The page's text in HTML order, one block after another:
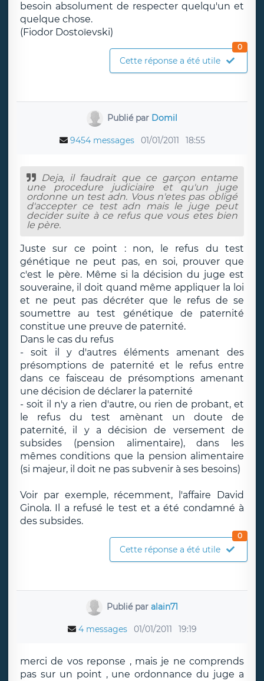
besoin absolument de respecter quelqu'un et
quelque chose.
(Fiodor Dostoïevski)
Cette réponse a été utile
0
Publié par Domil
9454 messages 01/01/2011 18:55
Deja, il faudrait que ce garçon entame
une procedure judiciaire et qu'un juge
ordonne un test adn. Vous n'etes pas obligé
d'accepter ce test adn mais le juge peut
decider suite à ce refus que vous etes bien
le père.
Juste sur ce point : non, le refus du test
génétique ne peut pas, en soi, prouver que
c'est le père. Même si la décision du juge est
souveraine, il doit quand même appliquer la loi
et ne peut pas décréter que le refus de se
soumettre au test génétique de paternité
constitue une preuve de paternité.
Dans le cas du refus
- soit il y d'autres éléments amenant des
présomptions de paternité et le refus entre
dans ce faisceau de présomptions amenant
une décision de déclarer la paternité
- soit il n'y a rien d'autre, ou rien de probant, et
le refus du test amènant un doute de
paternité, il y a décision de versement de
subsides (pension alimentaire), dans les
mêmes conditions que la pension alimentaire
(si majeur, il doit ne pas subvenir à ses besoins)
Voir par exemple, récemment, l'affaire David
Ginola. Il a refusé le test et a été condamné à
des subsides.
Cette réponse a été utile
0
Publié paralain71
4 messages 01/01/2011 19:19
merci de vos reponse , mais je ne comprends
pas sur un point , une ordonnance du juge a